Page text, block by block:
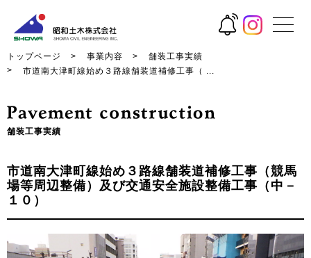
トップページ 事業内容
舗装工事実績
市道南大津町線始め３路線舗装道補修工事（ ...
舗装工事実績
市道南大津町線始め３路線舗装道補修工事（競馬
場等周辺整備）及び交通安全施設整備工事（中－
１０）